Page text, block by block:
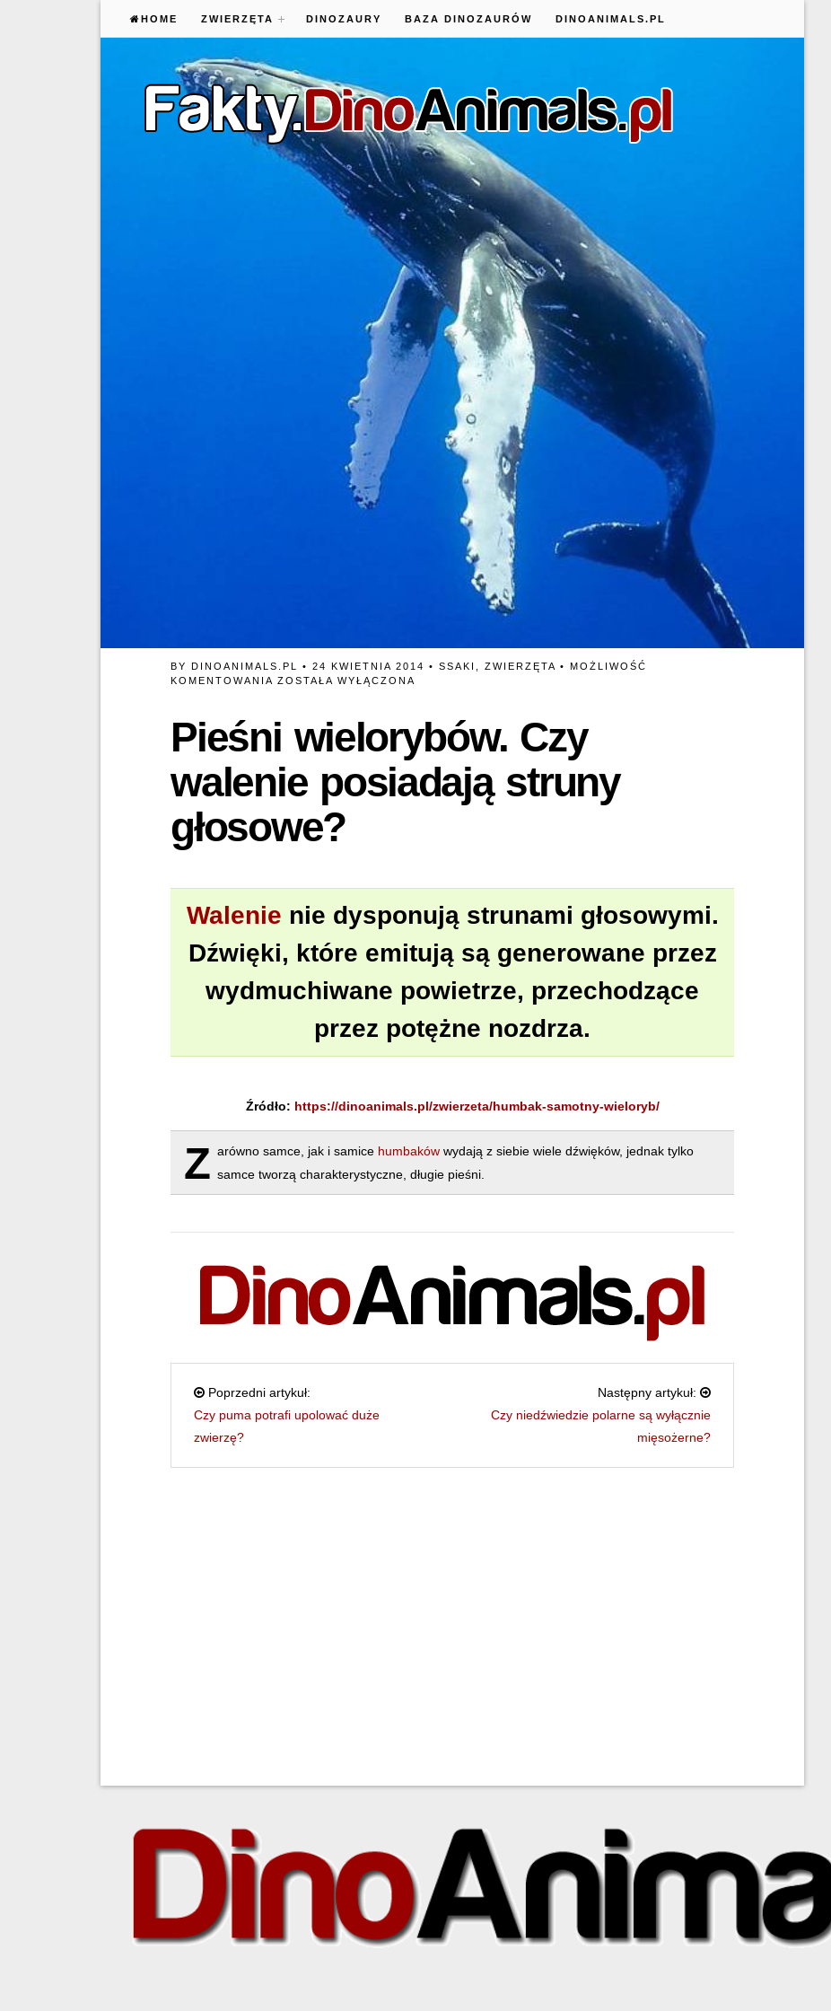
HOME ZWIERZĘTA DINOZAURY BAZA DINOZAURÓW DINOANIMALS.PL
BYDINOANIMALS.PL • 24 KWIETNIA 2014 •SSAKI ,ZWIERZĘTA •MOŻLIWOŚĆ
KOMENTOWANIAPIEŚNI
WALENIE
POSIADAJĄ
STRUNY
GŁOSOWE?
ZOSTAŁA WYŁĄCZONA
Pieśni wielorybów. Czy
walenie posiadają struny
głosowe?
Walenie nie dysponują strunami głosowymi.
Dźwięki, które emitują są generowane przez
wydmuchiwane powietrze, przechodzące
przez potężne nozdrza.
Źródło: https://dinoanimals.pl/zwierzeta/humbak-samotny-wieloryb/
Z arówno samce, jak i samice humbaków wydają z siebie wiele dźwięków, jednak tylko
samce tworzą charakterystyczne, długie pieśni.
Poprzedni artykuł:
Czy puma potrafi upolować duże
zwierzę?
Następny artykuł:
Czy niedźwiedzie polarne są wyłącznie
mięsożerne?